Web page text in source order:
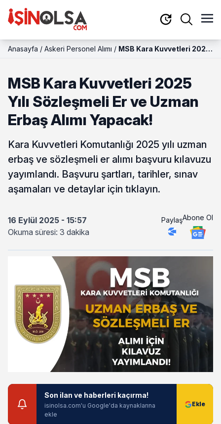
Anasayfa / Askeri Personel Alımı / MSB Kara Kuvvetleri 2025
Yapacak!
MSB Kara Kuvvetleri 2025
Yılı Sözleşmeli Er ve Uzman
Erbaş Alımı Yapacak!
Kara Kuvvetleri Komutanlığı 2025 yılı uzman
erbaş ve sözleşmeli er alımı başvuru kılavuzu
yayımlandı. Başvuru şartları, tarihler, sınav
aşamaları ve detaylar için tıklayın.
16 Eylül 2025 - 15:57
Okuma süresi: 3 dakika
PaylaşAbone Ol
Son ilan ve haberleri kaçırma!
isinolsa.com'u Google'da kaynaklarına
ekle